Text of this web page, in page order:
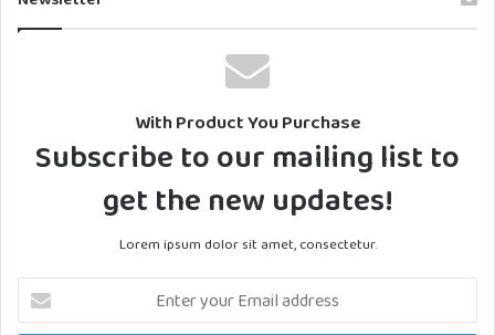
With Product You Purchase
Subscribe to our mailing list to
get the new updates!
Lorem ipsum dolor sit amet, consectetur.
Enter
your